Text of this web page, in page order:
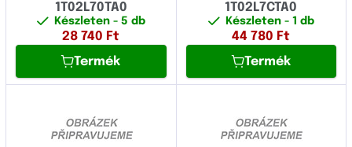
Epson
Fullmark
1T02L70TA0
Készleten - 5 db
28 740 Ft
Termék
1T02L7CTA0
Készleten - 1 db
44 780 Ft
Termék